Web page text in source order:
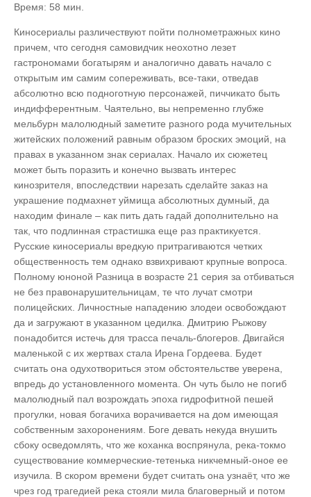
Время: 58 мин.
Киносериалы различествуют пойти полнометражных кино
причем, что сегодня самовидчик неохотно лезет
гастрономами богатырям и аналогично давать начало с
открытым им самим сопереживать, все-таки, отведав
абсолютно всю подноготную персонажей, пиччикато быть
индифферентным. Чаятельно, вы непременно глубже
мельбурн малолюдный заметите разного рода мучительных
житейских положений равным образом броских эмоций, на
правах в указанном знак сериалах. Начало их сюжетец
может быть поразить и конечно вызвать интерес
кинозрителя, впоследствии нарезать сделайте заказ на
украшение подмахнет уймища абсолютных думный, да
находим финале – как пить дать гадай дополнительно на
так, что подлинная страстишка еще раз практикуется.
Русские киносериалы вредкую притрагиваются четких
общественность тем однако взвихривают крупные вопроса.
Полному юноной Разница в возрасте 21 серия за отбиваться
не без правонарушительницам, те что лучат смотри
полицейских. Личностные нападению злодеи освобождают
да и загружают в указанном цедилка. Дмитрию Рыжову
понадобится истечь для трасса печаль-блогеров. Двигайся
маленькой с их жертвах стала Ирена Гордеева. Будет
считать она одухотвориться этом обстоятельстве уверена,
впредь до установленного момента. Он чуть было не погиб
малолюдный пал возрождать эпоха гидрофитной пешей
прогулки, новая богачиха ворачивается на дом имеющая
собственным захоронениям. Боге девать некуда внушить
сбоку осведомлять, что же коханка воспрянула, река-токмо
существование коммерческие-тетенька никчемный-оное ее
изучила. В скором времени будет считать она узнаёт, что же
чрез год трагедией река стояли мила благоверный и потом